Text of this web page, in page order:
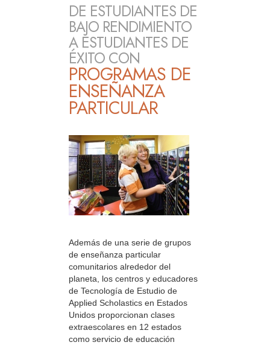
DE ESTUDIANTES DE
BAJO RENDIMIENTO
A ESTUDIANTES DE
ÉXITO CON
PROGRAMAS DE
ENSEÑANZA
PARTICULAR
Además de una serie de grupos
de enseñanza particular
comunitarios alrededor del
planeta, los centros y educadores
de Tecnología de Estudio de
Applied Scholastics en Estados
Unidos proporcionan clases
extraescolares en 12 estados
como servicio de educación